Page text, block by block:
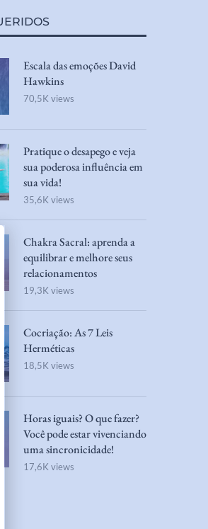
Escala das emoções David
Hawkins
70,5K views
Pratique o desapego e veja
sua poderosa influência em
sua vida!
35,6K views
Chakra Sacral: aprenda a
equilibrar e melhore seus
relacionamentos
19,3K views
Cocriação: As 7 Leis
Herméticas
18,5K views
Horas iguais? O que fazer?
Você pode estar vivenciando
uma sincronicidade!
17,6K views